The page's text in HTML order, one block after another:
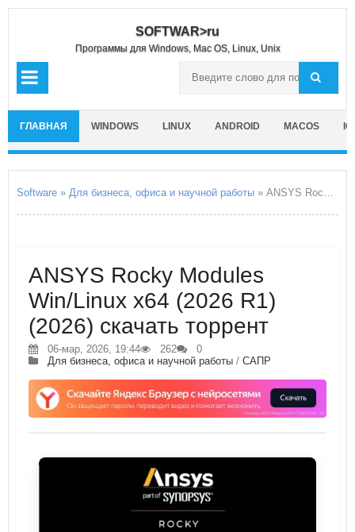
SOFTWAR>ru
Программы для Windows, Mac OS, Linux, Unix
ГЛАВНАЯ WINDOWS LINUX ANDROID MACOS
Software » Для бизнеса, офиса и научной работы » ANSYS Rocky Modules Win/Linux x64
ANSYS Rocky Modules
Win/Linux x64 (2026 R1)
(2026) скачать торрент
06-мар, 2026, 19:44 262
0
Для бизнеса, офиса и научной работы / САПР